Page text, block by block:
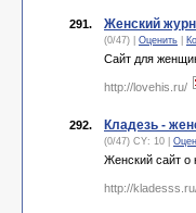
291. Женский
(0/47) | Оценить
Сайт для
http://lovehis.ru/
292. Кладезь -
(0/47) CY: 10 |
Женский сайт о
http://